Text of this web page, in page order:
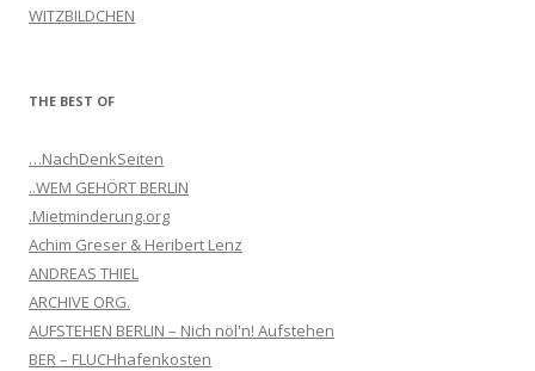
WITZBILDCHEN
THE BEST OF
…NachDenkSeiten
..WEM GEHÖRT BERLIN
.Mietminderung.org
Achim Greser & Heribert Lenz
ANDREAS THIEL
ARCHIVE ORG.
AUFSTEHEN BERLIN – Nich nöl'n! Aufstehen
BER – FLUCHhafenkosten